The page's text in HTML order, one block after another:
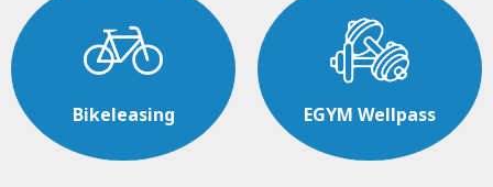
Bikeleasing EGYM Wellpass